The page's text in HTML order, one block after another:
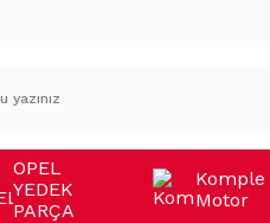
OPEL
YEDEK
PARÇA
Komple
Motor